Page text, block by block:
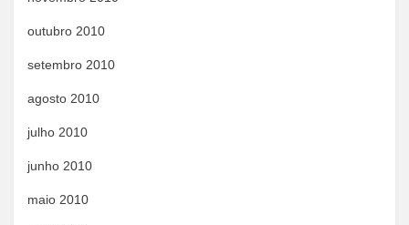
outubro 2010
setembro 2010
agosto 2010
julho 2010
junho 2010
maio 2010